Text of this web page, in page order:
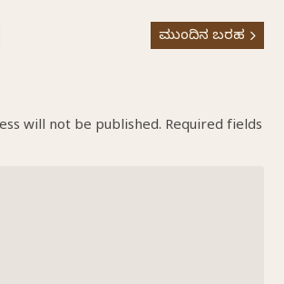
ಮುಂದಿನ ಬರಹ
will not be published. Required fields